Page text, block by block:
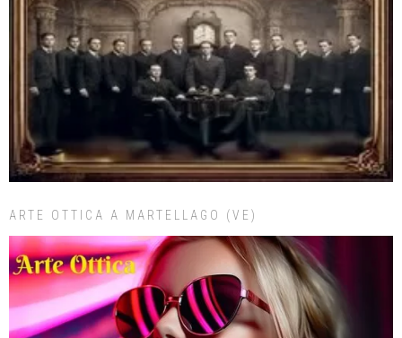
ARTE OTTICA A MARTELLAGO (VE)